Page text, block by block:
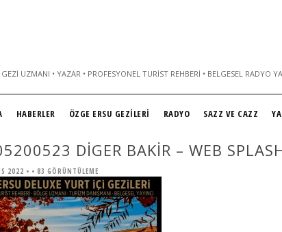
UZMANI • YAZAR • PROFESYONEL TURIST REHBERI • BELGESEL RADYO
HABERLER ÖZGE ERSU GEZİLERİ RADYO SAZZ VE CAZZ
DIGER BAKIR – WEB
2022 • • 83 GÖRÜNTÜLEME